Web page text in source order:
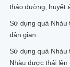
tháo đường, huyết
Sử dụng quả
dân gian.
Sử dụng quả Nhàu
Nhàu được thái lên